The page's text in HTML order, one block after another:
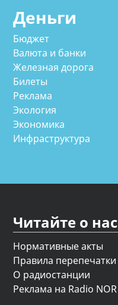
Деньги
Бюджет
Валюта и банки
Железная дорога
Билеты
Реклама
Экология
Экономика
Инфраструктура
Читайте о нас
Нормативные акты
Правила перепечатки
О радиостанции
Реклама на Radio NOR